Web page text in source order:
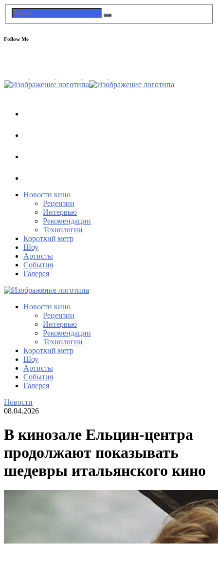
Follow Me
Новости кино
Рецензии
Интервью
Рекомендации
Технологии
Короткий метр
Шоу
Артисты
События
Галерея
Новости кино
Рецензии
Интервью
Рекомендации
Технологии
Короткий метр
Шоу
Артисты
События
Галерея
Новости
08.04.2026
В кинозале Ельцин-центра
продолжают показывать
шедевры итальянского кино